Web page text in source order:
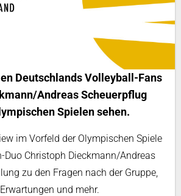
Deutschlands Volleyball-Fans
Andreas Scheuerpflug
Spielen sehen.
im Vorfeld der Olympischen Spiele
Duo Christoph Dieckmann/Andreas
zu den Fragen nach der Gruppe,
und mehr.